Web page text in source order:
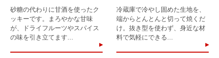
砂糖の代わりに甘酒を使ったク
ッキーです。まろやかな甘味
が、ドライフルーツやスパイス
の味を引き立てます...
冷蔵庫で冷やし固めた生地を、
端からとんとんと切って焼くだ
け。抜き型を使わず、身近な材
料で気軽にできる...